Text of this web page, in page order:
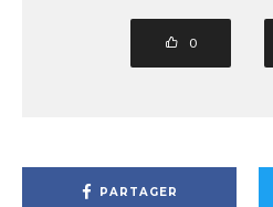
0
PARTAGER